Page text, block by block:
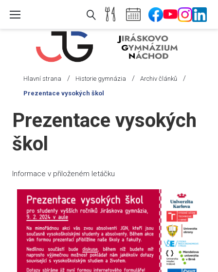
Hlavní strana / Historie gymnázia / Archiv článků /
Prezentace vysokých škol
Prezentace vysokých
škol
Informace v přiloženém letáčku